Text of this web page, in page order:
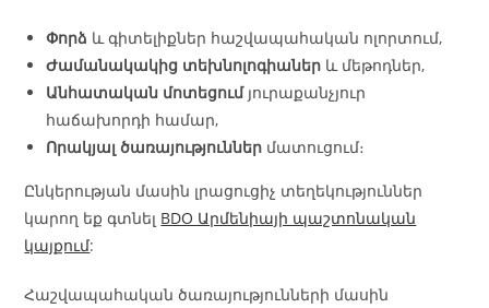
Փորձ և գիտելիքներ հաշվապահական ոլորտում,
Ժամանակակից տեխնոլոգիաներ և մեթոդներ,
Անհատական մոտեցումյուրաքանչյուր
հաճախորդի համար,
Որակյալ ծառայություններ մատուցում։
Ընկերության մասին լրացուցիչ տեղեկություններ
կարող եք գտնել BDO Արմենիայի պաշտոնական
կայքում:
Հաշվապահական ծառայությունների մասին